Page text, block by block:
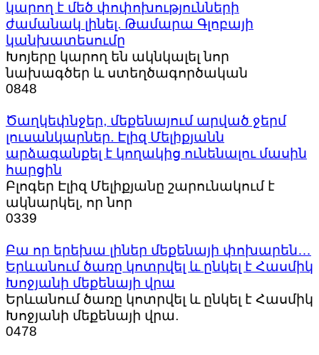
կարող է մեծ փոփոխությունների
ժամանակ լինել. Թամարա Գլոբայի
կանխատեսումը
Խոյերը կարող են ակնկալել նոր
նախագծեր և ստեղծագործական
0848
Ծաղկեփնջեր, մեքենայում արված ջերմ
լուսանկարներ. Էլիզ Մելիքյանն
արձագանքել է կողակից ունենալու մասին
հարցին
Բլոգեր Էլիզ Մելիքյանը շարունակում է
ակնարկել, որ նոր
0339
Բա որ երեխա լիներ մեքենայի փոխարեն…
Երևանում ծառը կոտրվել և ընկել է Հասմիկ
Խոջյանի մեքենայի վրա
Երևանում ծառը կոտրվել և ընկել է Հասմիկ
Խոջյանի մեքենայի վրա.
0478